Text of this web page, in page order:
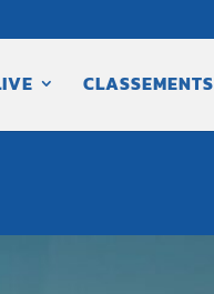
CLASSEMENTS